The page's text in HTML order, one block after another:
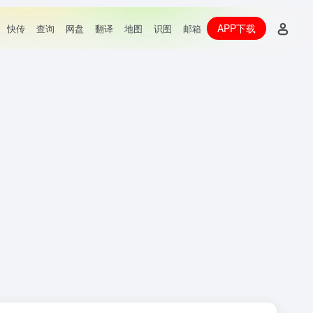
快传 查询 网盘 翻译 地图 识图 邮箱 APP下载